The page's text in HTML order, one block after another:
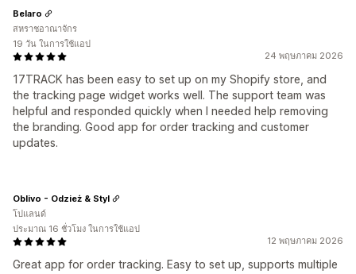
24 พฤษภาคม 2026
17TRACK has been easy to set up on my Shopify store, and
the tracking page widget works well. The support team was
helpful and responded quickly when I needed help removing
the branding. Good app for order tracking and customer
updates.
Belaro
สหราชอาณาจักร
19 วัน ในการใช้แอป
12 พฤษภาคม 2026
Great app for order tracking. Easy to set up, supports multiple
Oblivo - Odzież & Styl
โปแลนด์
ประมาณ 16 ชั่วโมง ในการใช้แอป